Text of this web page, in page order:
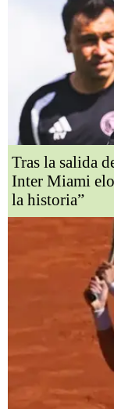
Tras la salida
Inter Miami
la historia”